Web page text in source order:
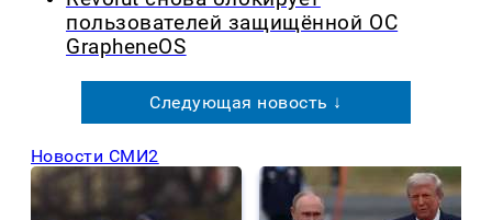
пользователей защищённой ОС
GrapheneOS
Следующая новость ↓
Новости СМИ2